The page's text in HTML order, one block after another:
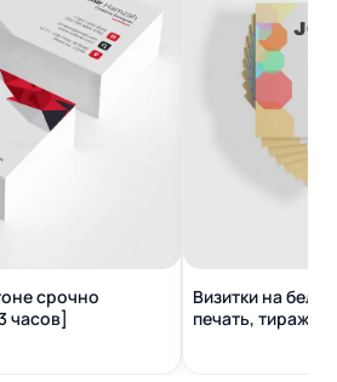
срочно
часов]
Визитки на
печать, тираж